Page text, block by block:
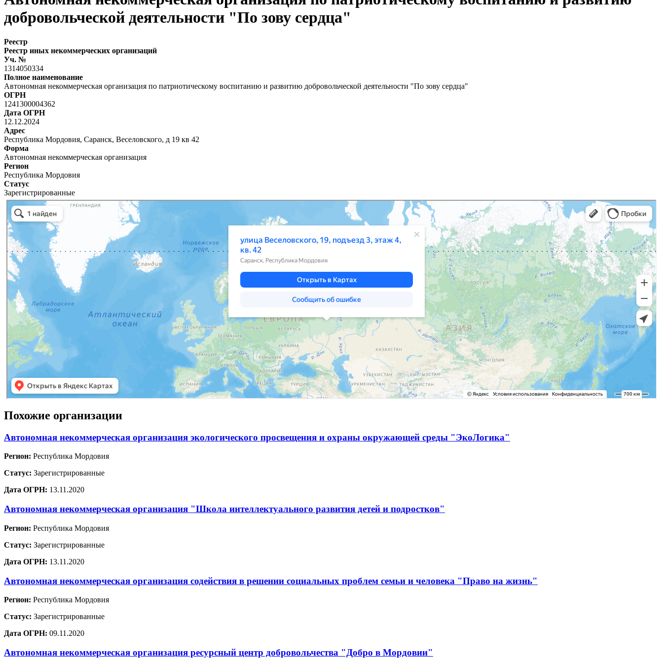
добровольческой деятельности "По зову сердца"
Реестр
Реестр иных некоммерческих организаций
Уч. №
1314050334
Полное наименование
Автономная некоммерческая организация по патриотическому воспитанию и развитию добровольческой деятельности "По зову сердца"
ОГРН
1241300004362
Дата ОГРН
12.12.2024
Адрес
Республика Мордовия, Саранск, Веселовского, д 19 кв 42
Форма
Автономная некоммерческая организация
Регион
Республика Мордовия
Статус
Зарегистрированные
Похожие организации
Автономная некоммерческая организация экологического просвещения и охраны окружающей среды "ЭкоЛогика"
Регион: Республика Мордовия
Статус: Зарегистрированные
Дата ОГРН: 13.11.2020
Автономная некоммерческая организация "Школа интеллектуального развития детей и подростков"
Регион: Республика Мордовия
Статус: Зарегистрированные
Дата ОГРН: 13.11.2020
Автономная некоммерческая организация содействия в решении социальных проблем семьи и человека "Право на жизнь"
Регион: Республика Мордовия
Статус: Зарегистрированные
Дата ОГРН: 09.11.2020
Автономная некоммерческая организация ресурсный центр добровольчества "Добро в Мордовии"